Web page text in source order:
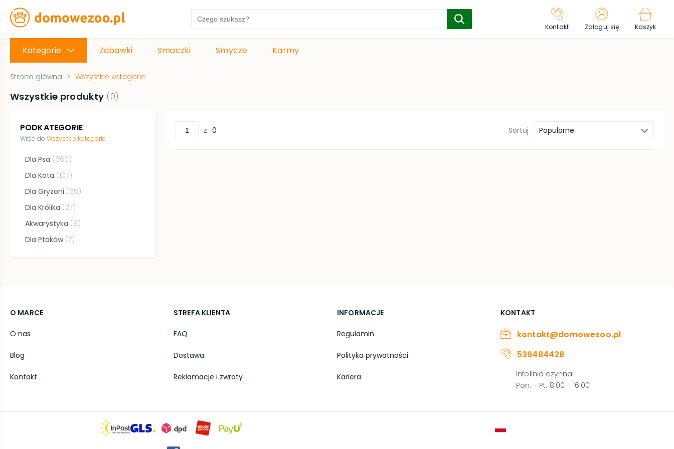
Kontakt Zaloguj się Koszyk
Kategorie Zabawki Smaczki Smycze Karmy
Strona główna > Wszystkie kategorie
Wszystkie produkty (0)
PODKATEGORIE
Wróć do Wszystkie kategorie
Dla Psa (660)
Dla Kota (107)
Dla Gryzoni (65)
Dla Królika (27)
Akwarystyka (9)
Dla Ptaków (7)
z 0 Sortuj Popularne
O MARCE
O nas
Blog
Kontakt
STREFA KLIENTA
FAQ
Dostawa
Reklamacje i zwroty
INFORMACJE
Regulamin
Polityka prywatności
Kariera
KONTAKT
kontakt@domowezoo.pl
536484428
Infolinia czynna:
Pon. - Pt. 8:00 - 16:00